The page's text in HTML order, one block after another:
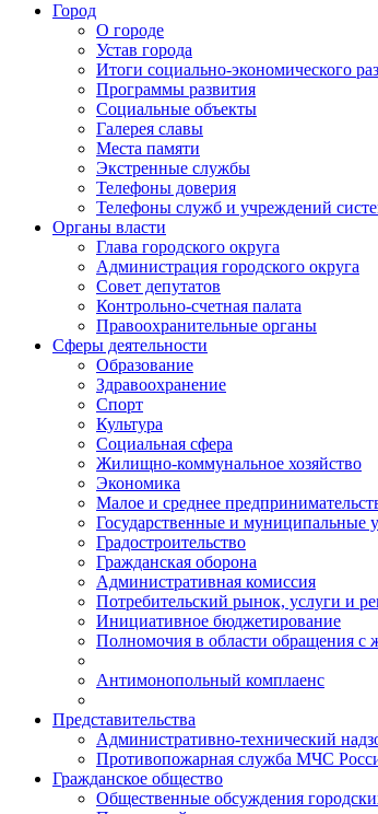
Город
О городе
Устав города
Итоги социально-экономического
Программы развития
Социальные объекты
Галерея славы
Места памяти
Экстренные службы
Телефоны доверия
Телефоны служб и учреждений
Органы власти
Глава городского округа
Администрация городcкого округа
Совет депутатов
Контрольно-счетная палата
Правоохранительные органы
Сферы деятельности
Образование
Здравоохранение
Спорт
Культура
Социальная сфера
Жилищно-коммунальное хозяйство
Экономика
Малое и среднее
Государственные и муниципальные
Градостроительство
Гражданская оборона
Административная комиссия
Потребительский рынок, услуги и
Инициативное бюджетирование
Полномочия в области обращения с
Антимонопольный комплаенс
Представительства
Административно-технический
Противопожарная служба МЧС
Гражданское общество
Общественные обсуждения